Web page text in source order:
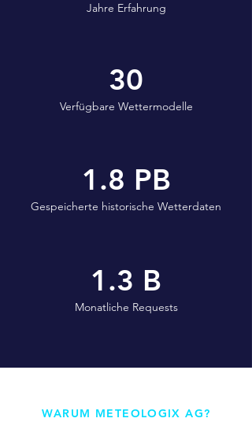
Jahre Erfahrung
30
Verfügbare Wettermodelle
1.8 PB
Gespeicherte historische Wetterdaten
1.3 B
Monatliche Requests
WARUM METEOLOGIX AG?